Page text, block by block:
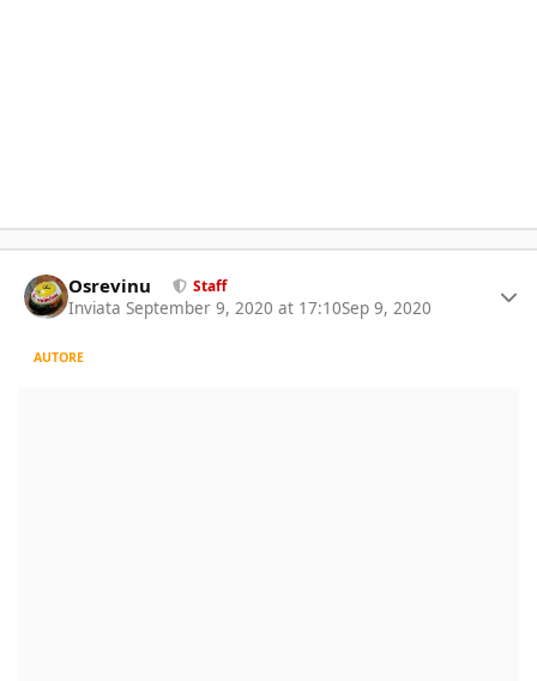
Osrevinu Staff
Inviata September 9, 2020 at 17:10Sep 9, 2020
AUTORE